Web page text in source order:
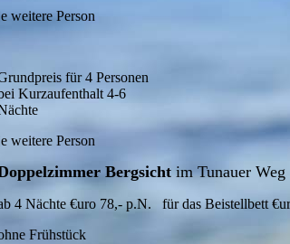
weitere Person
für 4 Personen
Kurzaufenthalt 4-6
weitere Person
Bergsicht im Tunauer
4 Nächte €uro 78,- p.N. für das Beistellbett
Frühstück